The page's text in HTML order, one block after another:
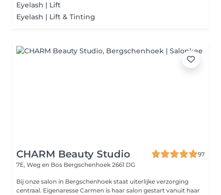
Eyelash | Lift
Eyelash | Lift & Tinting
CHARM Beauty Studio
97
7E, Weg en Bos Bergschenhoek 2661 DG
Bij onze salon in Bergschenhoek staat uiterlijke verzorging
centraal. Eigenaresse Carmen is haar salon gestart vanuit haar